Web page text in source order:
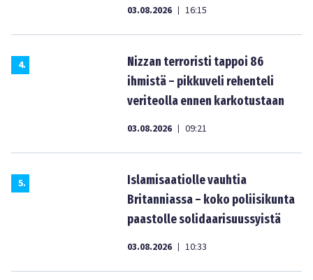
03.08.2026 | 16:15
4.
Nizzan terroristi tappoi 86
ihmistä – pikkuveli rehenteli
veriteolla ennen karkotustaan
03.08.2026 | 09:21
5.
Islamisaatiolle vauhtia
Britanniassa – koko poliisikunta
paastolle solidaarisuussyistä
03.08.2026 | 10:33